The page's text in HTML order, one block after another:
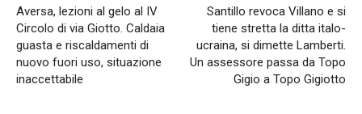
Aversa, lezioni al gelo al IV
Circolo di via Giotto. Caldaia
guasta e riscaldamenti di
nuovo fuori uso, situazione
inaccettabile
Santillo revoca Villano e si
tiene stretta la ditta italo-
ucraina, si dimette Lamberti.
Un assessore passa da Topo
Gigio a Topo Gigiotto